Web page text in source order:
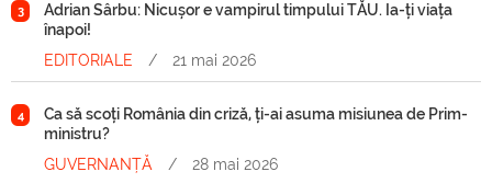
3
Adrian Sârbu: Nicușor e vampirul timpului TĂU. Ia-ți viața
înapoi!
EDITORIALE
/ 21 mai 2026
4
Ca să scoți România din criză, ți-ai asuma misiunea de Prim-
ministru?
GUVERNANȚĂ
/ 28 mai 2026